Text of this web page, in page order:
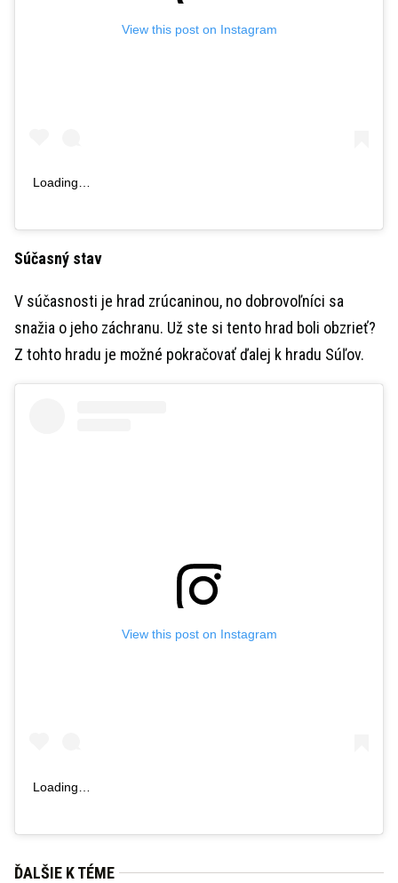
View this post on Instagram
Loading…
Súčasný stav
V súčasnosti je hrad zrúcaninou, no dobrovoľníci sa
snažia o jeho záchranu. Už ste si tento hrad boli obzrieť?
Z tohto hradu je možné pokračovať ďalej k hradu Súľov.
View this post on Instagram
Loading…
ĎALŠIE K TÉME